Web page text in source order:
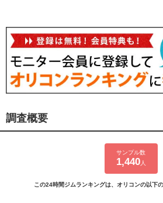
調査概要
サンプル数
1,440人
この24時間ジムランキングは、オリコンの以下